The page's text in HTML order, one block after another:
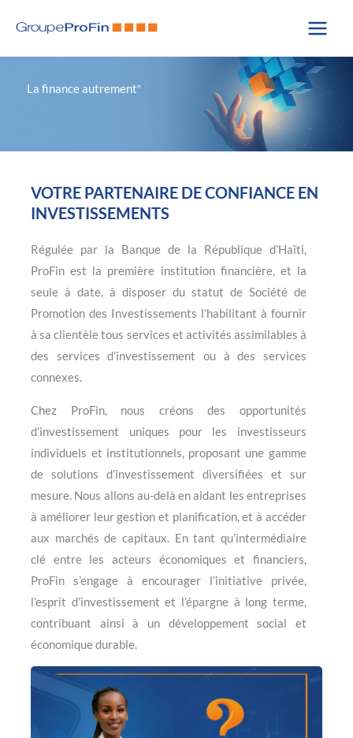
La finance autrement®
VOTRE PARTENAIRE DE CONFIANCE EN
INVESTISSEMENTS
Régulée par la Banque de la République d’Haïti,
ProFin est la première institution financière, et la
seule à date, à disposer du statut de Société de
Promotion des Investissements l’habilitant à fournir
à sa clientèle tous services et activités assimilables à
des services d’investissement ou à des services
connexes.
Chez ProFin, nous créons des opportunités
d’investissement uniques pour les investisseurs
individuels et institutionnels, proposant une gamme
de solutions d’investissement diversifiées et sur
mesure. Nous allons au-delà en aidant les entreprises
à améliorer leur gestion et planification, et à accéder
aux marchés de capitaux. En tant qu’intermédiaire
clé entre les acteurs économiques et financiers,
ProFin s’engage à encourager l’initiative privée,
l’esprit d’investissement et l’épargne à long terme,
contribuant ainsi à un développement social et
économique durable.